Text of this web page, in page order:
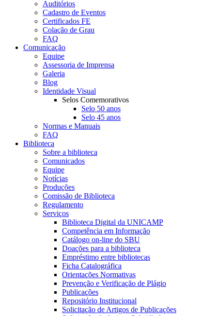
Auditórios
Cadastro de Eventos
Certificados FE
Colação de Grau
FAQ
Comunicação
Equipe
Assessoria de Imprensa
Galeria
Blog
Identidade Visual
Selos Comemorativos
Selo 50 anos
Selo 45 anos
Normas e Manuais
FAQ
Biblioteca
Sobre a biblioteca
Comunicados
Equipe
Notícias
Produções
Comissão de Biblioteca
Regulamento
Serviços
Biblioteca Digital da UNICAMP
Competência em Informação
Catálogo on-line do SBU
Doações para a biblioteca
Empréstimo entre bibliotecas
Ficha Catalográfica
Orientações Normativas
Prevenção e Verificação de Plágio
Publicações
Repositório Institucional
Solicitação de Artigos de Publicações